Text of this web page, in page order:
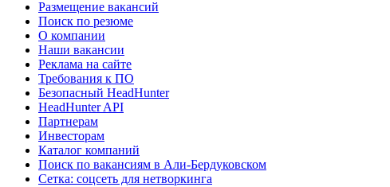
Размещение вакансий
Поиск по резюме
О компании
Наши вакансии
Реклама на сайте
Требования к ПО
Безопасный HeadHunter
HeadHunter API
Партнерам
Инвесторам
Каталог компаний
Поиск по вакансиям в Али-Бердуковском
Сетка: соцсеть для нетворкинга